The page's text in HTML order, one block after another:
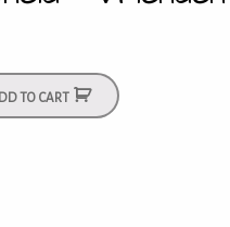
TO CART